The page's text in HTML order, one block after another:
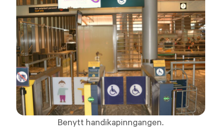
Benytt handikapinngangen.